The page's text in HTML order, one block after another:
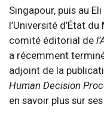
Singapour, puis au
l’Université d’État
comité éditorial de
a récemment
adjoint de la
Human Decision
en savoir plus sur